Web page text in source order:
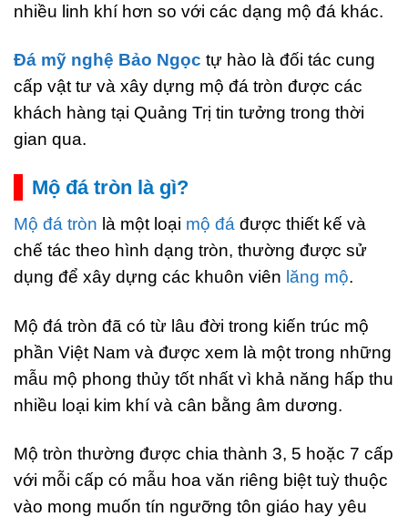
nhiều linh khí hơn so với các dạng mộ đá khác.
Đá mỹ nghệ Bảo Ngọc tự hào là đối tác cung
cấp vật tư và xây dựng mộ đá tròn được các
khách hàng tại Quảng Trị tin tưởng trong thời
gian qua.
Mộ đá tròn là gì?
Mộ đá tròn là một loại mộ đá được thiết kế và
chế tác theo hình dạng tròn, thường được sử
dụng để xây dựng các khuôn viên lăng mộ.
Mộ đá tròn đã có từ lâu đời trong kiến trúc mộ
phần Việt Nam và được xem là một trong những
mẫu mộ phong thủy tốt nhất vì khả năng hấp thu
nhiều loại kim khí và cân bằng âm dương.
Mộ tròn thường được chia thành 3, 5 hoặc 7 cấp
với mỗi cấp có mẫu hoa văn riêng biệt tuỳ thuộc
vào mong muốn tín ngưỡng tôn giáo hay yêu